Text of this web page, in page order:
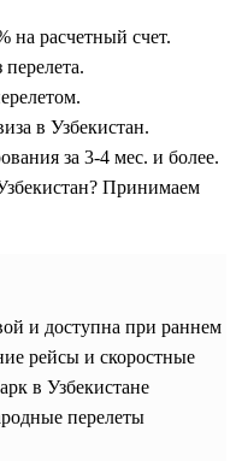
на расчетный счет.
перелета.
в Узбекистан.
за 3-4 мес. и более.
Принимаем
и доступна при раннем
рейсы и скоростные
в Узбекистане
перелеты